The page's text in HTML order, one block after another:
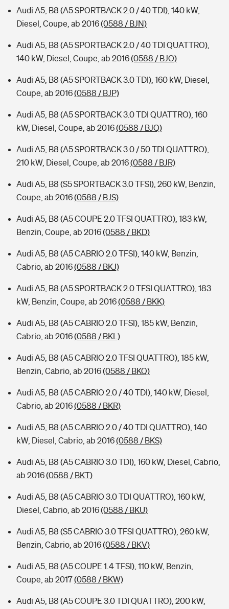
Audi A5, B8 (A5 SPORTBACK 2.0 / 40 TDI), 140 kW,
Diesel, Coupe, ab 2016(0588 / BJN)
Audi A5, B8 (A5 SPORTBACK 2.0 / 40 TDI QUATTRO),
140 kW, Diesel, Coupe, ab 2016(0588 / BJO)
Audi A5, B8 (A5 SPORTBACK 3.0 TDI), 160 kW, Diesel,
Coupe, ab 2016(0588 / BJP)
Audi A5, B8 (A5 SPORTBACK 3.0 TDI QUATTRO), 160
kW, Diesel, Coupe, ab 2016(0588 / BJQ)
Audi A5, B8 (A5 SPORTBACK 3.0 / 50 TDI QUATTRO),
210 kW, Diesel, Coupe, ab 2016(0588 / BJR)
Audi A5, B8 (S5 SPORTBACK 3.0 TFSI), 260 kW, Benzin,
Coupe, ab 2016(0588 / BJS)
Audi A5, B8 (A5 COUPE 2.0 TFSI QUATTRO), 183 kW,
Benzin, Coupe, ab 2016(0588 / BKD)
Audi A5, B8 (A5 CABRIO 2.0 TFSI), 140 kW, Benzin,
Cabrio, ab 2016(0588 / BKJ)
Audi A5, B8 (A5 SPORTBACK 2.0 TFSI QUATTRO), 183
kW, Benzin, Coupe, ab 2016(0588 / BKK)
Audi A5, B8 (A5 CABRIO 2.0 TFSI), 185 kW, Benzin,
Cabrio, ab 2016(0588 / BKL)
Audi A5, B8 (A5 CABRIO 2.0 TFSI QUATTRO), 185 kW,
Benzin, Cabrio, ab 2016(0588 / BKQ)
Audi A5, B8 (A5 CABRIO 2.0 / 40 TDI), 140 kW, Diesel,
Cabrio, ab 2016(0588 / BKR)
Audi A5, B8 (A5 CABRIO 2.0 / 40 TDI QUATTRO), 140
kW, Diesel, Cabrio, ab 2016(0588 / BKS)
Audi A5, B8 (A5 CABRIO 3.0 TDI), 160 kW, Diesel, Cabrio,
ab 2016(0588 / BKT)
Audi A5, B8 (A5 CABRIO 3.0 TDI QUATTRO), 160 kW,
Diesel, Cabrio, ab 2016(0588 / BKU)
Audi A5, B8 (S5 CABRIO 3.0 TFSI QUATTRO), 260 kW,
Benzin, Cabrio, ab 2016(0588 / BKV)
Audi A5, B8 (A5 COUPE 1.4 TFSI), 110 kW, Benzin,
Coupe, ab 2017(0588 / BKW)
Audi A5, B8 (A5 COUPE 3.0 TDI QUATTRO), 200 kW,